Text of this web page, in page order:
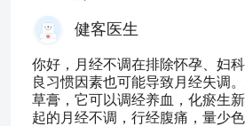
健客医生
你好，月经不调在排除怀孕、妇
良习惯因素也可能导致月经失调
草膏，它可以调经养血，化瘀生
起的月经不调，行经腹痛，量少